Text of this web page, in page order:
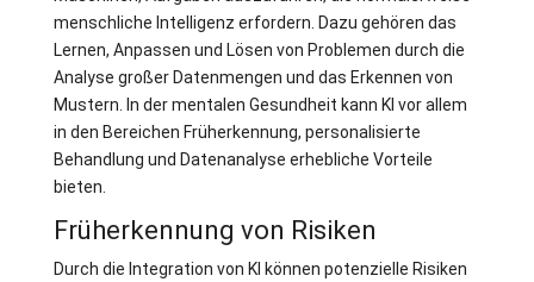
menschliche Intelligenz erfordern. Dazu gehören das
Lernen, Anpassen und Lösen von Problemen durch die
Analyse großer Datenmengen und das Erkennen von
Mustern. In der mentalen Gesundheit kann KI vor allem
in den Bereichen Früherkennung, personalisierte
Behandlung und Datenanalyse erhebliche Vorteile
bieten.
Früherkennung von Risiken
Durch die Integration von KI können potenzielle Risiken